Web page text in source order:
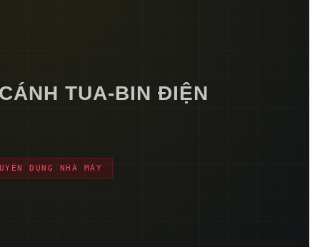
TUA-BIN ĐIỆN
DỤNG NHÀ MÁY